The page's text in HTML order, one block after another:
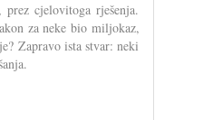
cjelovitoga rješenja.
za neke bio miljokaz,
Zapravo ista stvar: neki